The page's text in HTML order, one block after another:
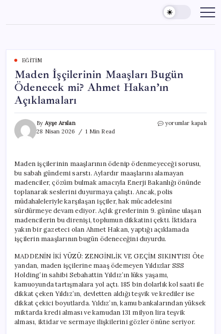
content
EĞITIM
Maden İşçilerinin Maaşları Bugün
Ödenecek mi? Ahmet Hakan’ın
Açıklamaları
By Ayşe Arslan
28 Nisan 2026
1 Min Read
Maden
mi?
Ahmet
Hakan’ın
Açıklamaları
için
yorumlar kapalı
Maden işçilerinin maaşlarının ödenip ödenmeyeceği sorusu,
bu sabah gündemi sarstı. Aylardır maaşlarını alamayan
madenciler, çözüm bulmak amacıyla Enerji Bakanlığı önünde
toplanarak seslerini duyurmaya çalıştı. Ancak, polis
müdahaleleriyle karşılaşan işçiler, hak mücadelesini
sürdürmeye devam ediyor. Açlık grevlerinin 9. gününe ulaşan
madencilerin bu direnişi, toplumun dikkatini çekti. İktidara
yakın bir gazeteci olan Ahmet Hakan, yaptığı açıklamada
işçilerin maaşlarının bugün ödeneceğini duyurdu.
MADDENİN İKİ YÜZÜ: ZENGİNLİK VE GEÇİM SIKINTISI Öte
yandan, maden işçilerine maaş ödemeyen Yıldızlar SSS
Holding’in sahibi Sebahattin Yıldız’ın lüks yaşamı,
kamuoyunda tartışmalara yol açtı. 185 bin dolarlık kol saati ile
dikkat çeken Yıldız’ın, devletten aldığı teşvik ve krediler ise
dikkat çekici boyutlarda. Yıldız’ın, kamu bankalarından yüksek
miktarda kredi alması ve kamudan 131 milyon lira teşvik
alması, iktidar ve sermaye ilişkilerini gözler önüne seriyor.